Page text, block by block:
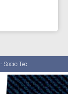
Tec.